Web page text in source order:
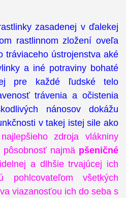
zasadenej v ďalekej
rastlinnom zložení oveľa
tráviaceho ústrojenstva aké
a iné potraviny bohaté
pre každé ľudské telo
trávenia a očistenia
nánosov dokážu
v takej istej sile ako
zdroja vlákniny
najmä pšeničné
a dlhšie trvajúcej ich
pohlcovateľom všetkých
viazanosťou ich do seba s